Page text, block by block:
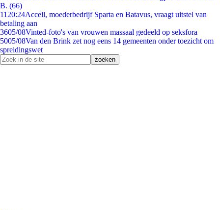
B. (66)
11 20:24Accell, moederbedrijf Sparta en Batavus, vraagt uitstel van
betaling aan
3605/08Vinted-foto's van vrouwen massaal gedeeld op seksfora
5005/08Van den Brink zet nog eens 14 gemeenten onder toezicht om
spreidingswet